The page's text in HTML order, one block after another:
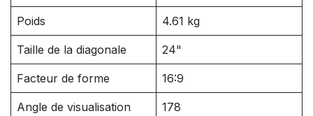
Poids 4.61 kg
Taille de la diagonale 24"
Facteur de forme 16:9
Angle de visualisation
178